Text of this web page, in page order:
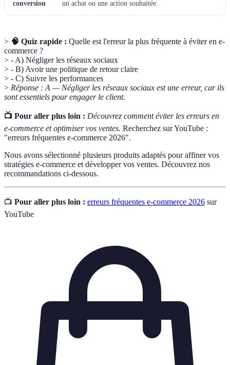
conversion
un achat ou une action souhaitée.
> 🧠 Quiz rapide : Quelle est l'erreur la plus fréquente à éviter en e-
commerce ?
> - A) Négliger les réseaux sociaux
> - B) Avoir une politique de retour claire
> - C) Suivre les performances
> Réponse : A — Négliger les réseaux sociaux est une erreur, car ils
sont essentiels pour engager le client.
📺 Pour aller plus loin : Découvrez comment éviter les erreurs en
e-commerce et optimiser vos ventes. Recherchez sur YouTube :
"erreurs fréquentes e-commerce 2026".
Nous avons sélectionné plusieurs produits adaptés pour affiner vos
stratégies e-commerce et développer vos ventes. Découvrez nos
recommandations ci-dessous.
📺 Pour aller plus loin : erreurs fréquentes e-commerce 2026 sur
YouTube